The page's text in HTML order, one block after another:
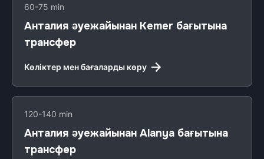
60-75 min
Анталия әуежайынан Kemer бағытына
трансфер
Көліктер мен бағаларды көру
120-140 min
Анталия әуежайынан Alanya бағытына
трансфер